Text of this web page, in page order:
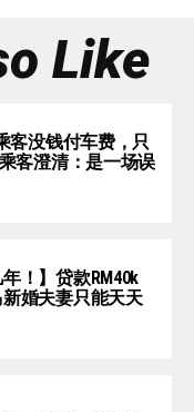
Like
客没钱付车费，只
客澄清：是一场误
！】贷款RM40k
婚夫妻只能天天